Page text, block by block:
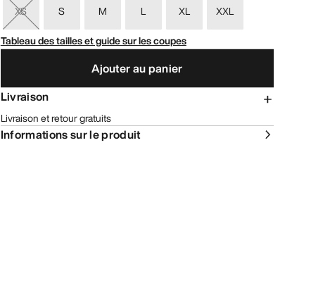
XS S M L XL
XXL
Tableau des tailles et guide sur les coupes
Ajouter au panier
Livraison
Livraison et retour gratuits
Informations sur le produit